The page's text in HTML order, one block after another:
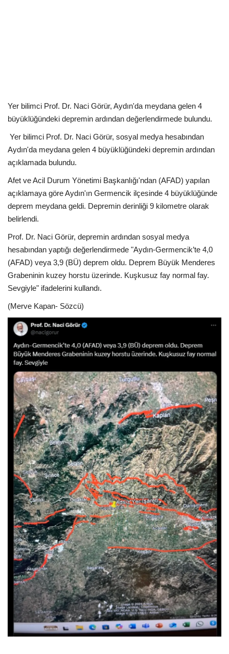
Sağlık
Ekonomi
Gündem
Dünya
Yer bilimci Prof. Dr. Naci Görür, Aydın'da meydana gelen 4
büyüklüğündeki depremin ardından değerlendirmede bulundu.
Yer bilimci Prof. Dr. Naci Görür, sosyal medya hesabından
Aydın'da meydana gelen 4 büyüklüğündeki depremin ardından
açıklamada bulundu.
Afet ve Acil Durum Yönetimi Başkanlığı'ndan (AFAD) yapılan
açıklamaya göre Aydın'ın Germencik ilçesinde 4 büyüklüğünde
deprem meydana geldi. Depremin derinliği 9 kilometre olarak
belirlendi.
Prof. Dr. Naci Görür, depremin ardından sosyal medya
hesabından yaptığı değerlendirmede "Aydın-Germencik’te 4,0
(AFAD) veya 3,9 (BÜ) deprem oldu. Deprem Büyük Menderes
Grabeninin kuzey horstu üzerinde. Kuşkusuz fay normal fay.
Sevgiyle" ifadelerini kullandı.
(Merve Kapan- Sözcü)